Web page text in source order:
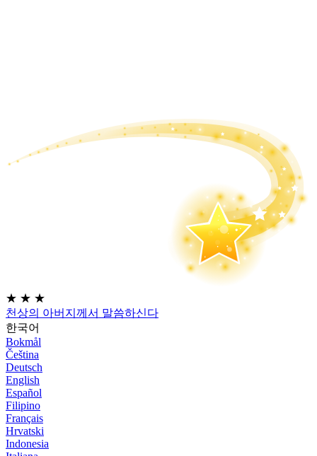
★ ★ ★
천상의 아버지께서 말씀하신다
한국어
Bokmål
Čeština
Deutsch
English
Español
Filipino
Français
Hrvatski
Indonesia